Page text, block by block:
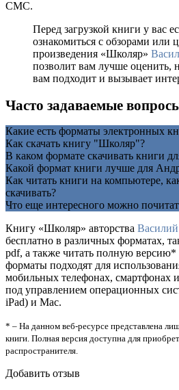
СМС.
Перед загрузкой книги у вас
ознакомиться с обзорами или
произведения «Школяр»
позволит вам лучше оценить,
вам подходит и вызывает
Часто задаваемые
Какие есть форматы электронных
Как скачать книгу "Школяр"?
В каком формате скачивать книги
Какой формат книги лучше для
Как читать книги на компьютере,
скачивать?
Что еще интересного можно
Книгу «Школяр» авторства
бесплатно в различных форматах,
pdf, а также читать полную версию*
форматы подходят для
мобильных телефонах, смартфонах
под управлением операционных
iPad) и Mac.
* – На данном веб-ресурсе представлена
книги. Полная версия доступна для
распространителя.
Добавить отзыв